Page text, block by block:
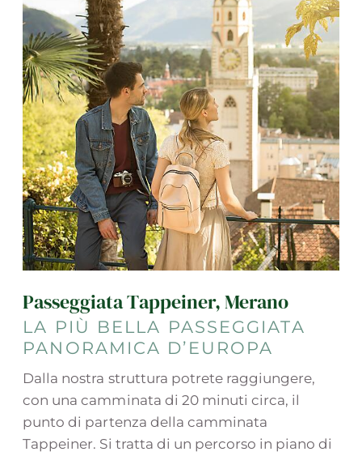
Passeggiata Tappeiner, Merano
LA PIÙ BELLA PASSEGGIATA
PANORAMICA D’EUROPA
Dalla nostra struttura potrete raggiungere,
con una camminata di 20 minuti circa, il
punto di partenza della camminata
Tappeiner. Si tratta di un percorso in piano di